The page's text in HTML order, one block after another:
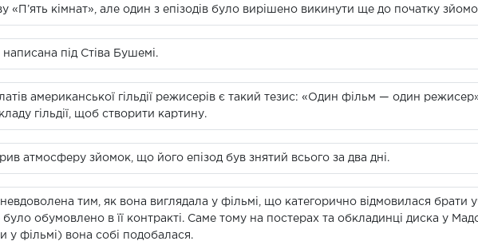
«П’ять кімнат», але один з епізодів було вирішено викинути ще до початку
під Стіва Бушемі.
американської гільдії режисерів є такий тезис: «Один фільм — один
гільдії, щоб створити картину.
атмосферу зйомок, що його епізод був знятий всього за два дні.
тим, як вона виглядала у фільмі, що категорично відмовилася брати
обумовлено в її контракті. Саме тому на постерах та обкладинці диска у
у фільмі) вона собі подобалася.